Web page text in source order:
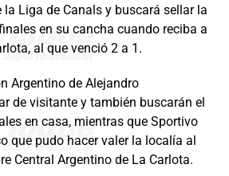
Liga de Canals y buscará sellar la
en su cancha cuando reciba a
al que venció 2 a 1.
Argentino de Alejandro
de visitante y también buscarán el
en casa, mientras que Sportivo
que pudo hacer valer la localía al
Central Argentino de La Carlota.